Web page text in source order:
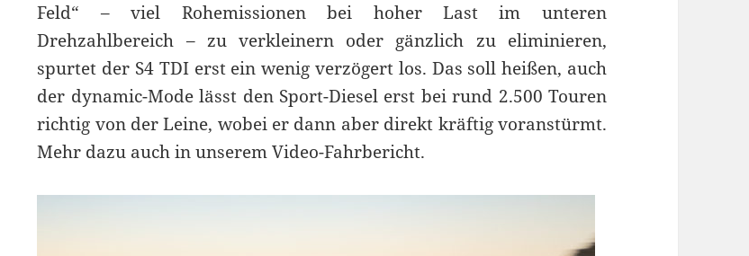
Feld“ – viel Rohemissionen bei hoher Last im unteren
Drehzahlbereich – zu verkleinern oder gänzlich zu eliminieren,
spurtet der S4 TDI erst ein wenig verzögert los. Das soll heißen, auch
der dynamic-Mode lässt den Sport-Diesel erst bei rund 2.500 Touren
richtig von der Leine, wobei er dann aber direkt kräftig voranstürmt.
Mehr dazu auch in unserem Video-Fahrbericht.